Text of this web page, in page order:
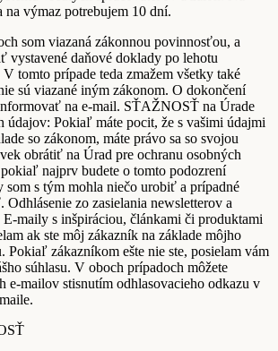
na výmaz potrebujem 10 dní.
som viazaná zákonnou povinnosťou, a
vystavené daňové doklady po lehotu
tomto prípade teda zmažem všetky také
sú viazané iným zákonom. O dokončení
na e-mail. SŤAŽNOSŤ na Úrade
údajov: Pokiaľ máte pocit, že s vašimi údajmi
so zákonom, máte právo sa so svojou
obrátiť na Úrad pre ochranu osobných
najprv budete o tomto podozrení
s tým mohla niečo urobiť a prípadné
zo zasielania newsletterov a
maily s inšpiráciou, článkami či produktami
ak ste môj zákazník na základe môjho
Pokiaľ zákazníkom ešte nie ste, posielam vám
súhlasu. V oboch prípadoch môžete
e-mailov stisnutím odhlasovacieho odkazu v